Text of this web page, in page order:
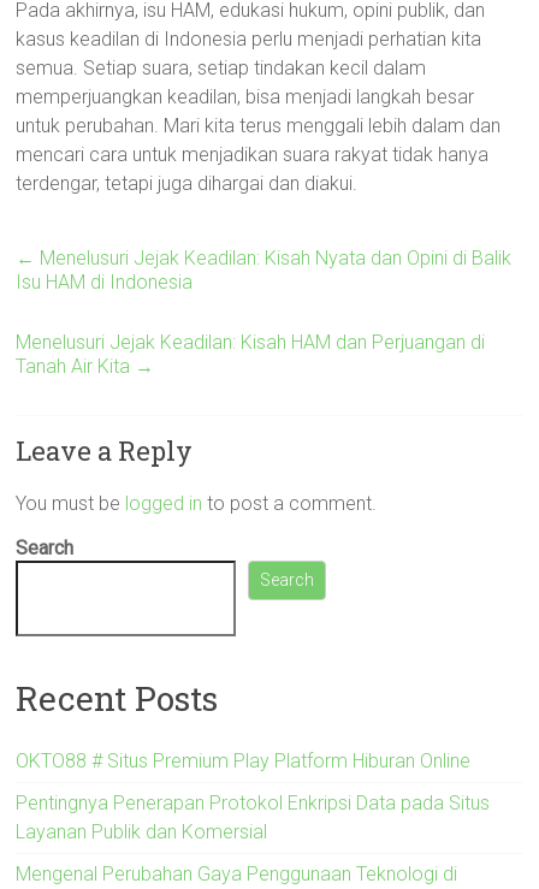
Pada akhirnya, isu HAM, edukasi hukum, opini publik, dan
kasus keadilan di Indonesia perlu menjadi perhatian kita
semua. Setiap suara, setiap tindakan kecil dalam
memperjuangkan keadilan, bisa menjadi langkah besar
untuk perubahan. Mari kita terus menggali lebih dalam dan
mencari cara untuk menjadikan suara rakyat tidak hanya
terdengar, tetapi juga dihargai dan diakui.
← Menelusuri Jejak Keadilan: Kisah Nyata dan Opini di Balik
Isu HAM di Indonesia
Menelusuri Jejak Keadilan: Kisah HAM dan Perjuangan di
Tanah Air Kita →
Leave a Reply
You must be logged in to post a comment.
Search
Search
Recent Posts
OKTO88 # Situs Premium Play Platform Hiburan Online
Pentingnya Penerapan Protokol Enkripsi Data pada Situs
Layanan Publik dan Komersial
Mengenal Perubahan Gaya Penggunaan Teknologi di